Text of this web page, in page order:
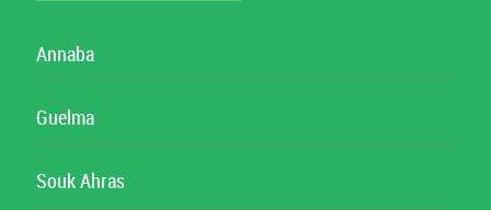
Annaba
Guelma
Souk Ahras